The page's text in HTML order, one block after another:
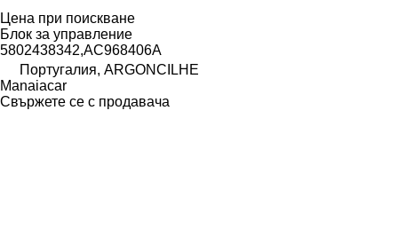
Цена при поискване
Блок за управление
5802438342,AC968406A
Португалия, ARGONCILHE
Manaiacar
Свържете се с продавача